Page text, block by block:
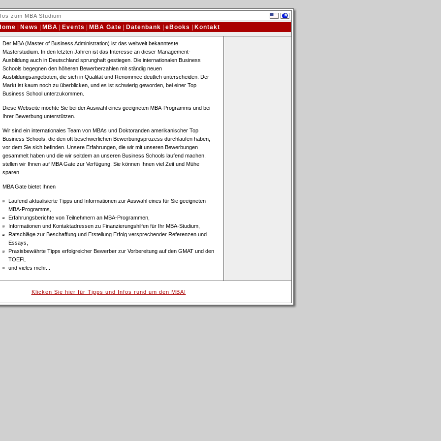
zum MBA Studium
News MBA Events MBA Gate Datenbank eBooks Kontakt
Der MBA (Master of Business Administration) ist das weltweit bekannteste
Masterstudium. In den letzten Jahren ist das Interesse an dieser Management-
Ausbildung auch in Deutschland sprunghaft gestiegen. Die internationalen Business
Schools begegnen den höheren Bewerberzahlen mit ständig neuen
Ausbildungsangeboten, die sich in Qualität und Renommee deutlich unterscheiden. Der
Markt ist kaum noch zu überblicken, und es ist schwierig geworden, bei einer Top
Business School unterzukommen.
Diese Webseite möchte Sie bei der Auswahl eines geeigneten MBA-Programms und bei
Ihrer Bewerbung unterstützen.
Wir sind ein internationales Team von MBAs und Doktoranden amerikanischer Top
Business Schools, die den oft beschwerlichen Bewerbungsprozess durchlaufen haben,
vor dem Sie sich befinden. Unsere Erfahrungen, die wir mit unseren Bewerbungen
gesammelt haben und die wir seitdem an unseren Business Schools laufend machen,
stellen wir Ihnen auf MBA Gate zur Verfügung. Sie können Ihnen viel Zeit und Mühe
sparen.
MBA Gate bietet Ihnen
Laufend aktualisierte Tipps und Informationen zur Auswahl eines für Sie geeigneten
MBA-Programms,
Erfahrungsberichte von Teilnehmern an MBA-Programmen,
Informationen und Kontaktadressen zu Finanzierungshilfen für Ihr MBA-Studium,
Ratschläge zur Beschaffung und Erstellung Erfolg versprechender Referenzen und
Essays,
Praxisbewährte Tipps erfolgreicher Bewerber zur Vorbereitung auf den GMAT und den
TOEFL
und vieles mehr...
Klicken Sie hier für Tipps und Infos rund um den MBA!